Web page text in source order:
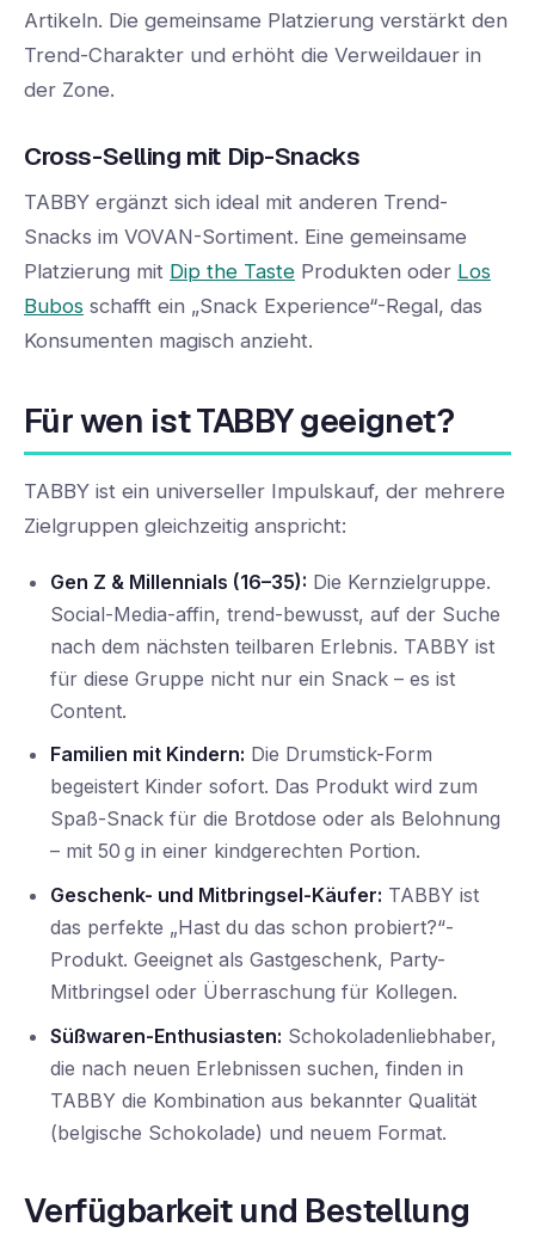
Artikeln. Die gemeinsame Platzierung verstärkt den
Trend-Charakter und erhöht die Verweildauer in
der Zone.
Cross-Selling mit Dip-Snacks
TABBY ergänzt sich ideal mit anderen Trend-
Snacks im VOVAN-Sortiment. Eine gemeinsame
Platzierung mit Dip the Taste Produkten oder Los
Bubos schafft ein „Snack Experience“-Regal, das
Konsumenten magisch anzieht.
Für wen ist TABBY geeignet?
TABBY ist ein universeller Impulskauf, der mehrere
Zielgruppen gleichzeitig anspricht:
Gen Z & Millennials (16–35): Die Kernzielgruppe.
Social-Media-affin, trend-bewusst, auf der Suche
nach dem nächsten teilbaren Erlebnis. TABBY ist
für diese Gruppe nicht nur ein Snack – es ist
Content.
Familien mit Kindern: Die Drumstick-Form
begeistert Kinder sofort. Das Produkt wird zum
Spaß-Snack für die Brotdose oder als Belohnung
– mit 50 g in einer kindgerechten Portion.
Geschenk- und Mitbringsel-Käufer: TABBY ist
das perfekte „Hast du das schon probiert?“-
Produkt. Geeignet als Gastgeschenk, Party-
Mitbringsel oder Überraschung für Kollegen.
Süßwaren-Enthusiasten: Schokoladenliebhaber,
die nach neuen Erlebnissen suchen, finden in
TABBY die Kombination aus bekannter Qualität
(belgische Schokolade) und neuem Format.
Verfügbarkeit und Bestellung